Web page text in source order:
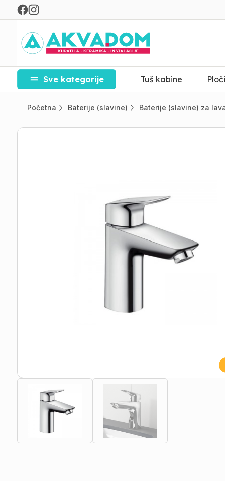
Sve kategorije Tuš kabine
Početna Baterije (slavine) Baterije (slavine) za